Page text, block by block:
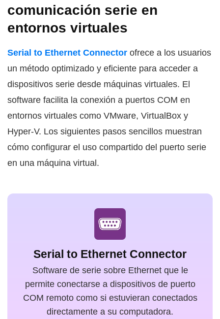
comunicación serie en
entornos virtuales
Serial to Ethernet Connector ofrece a los usuarios
un método optimizado y eficiente para acceder a
dispositivos serie desde máquinas virtuales. El
software facilita la conexión a puertos COM en
entornos virtuales como VMware, VirtualBox y
Hyper-V. Los siguientes pasos sencillos muestran
cómo configurar el uso compartido del puerto serie
en una máquina virtual.
Serial to Ethernet Connector
Software de serie sobre Ethernet que le
permite conectarse a dispositivos de puerto
COM remoto como si estuvieran conectados
directamente a su computadora.